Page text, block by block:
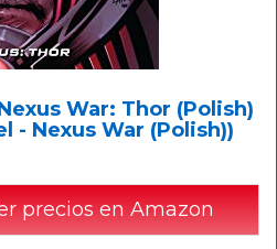
War: Thor (Polish)
- Nexus War (Polish))
precios en Amazon